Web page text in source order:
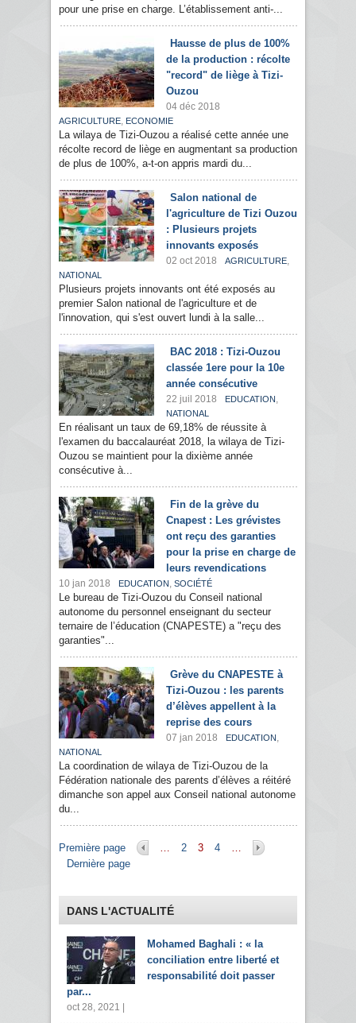
pour une prise en charge. L’établissement anti-...
Hausse de plus de 100%
de la production : récolte
"record" de liège à Tizi-
Ouzou
04 déc 2018
AGRICULTURE, ECONOMIE
La wilaya de Tizi-Ouzou a réalisé cette année une
récolte record de liège en augmentant sa production
de plus de 100%, a-t-on appris mardi du...
Salon national de
l'agriculture de Tizi Ouzou
: Plusieurs projets
innovants exposés
02 oct 2018 AGRICULTURE,
NATIONAL
Plusieurs projets innovants ont été exposés au
premier Salon national de l'agriculture et de
l'innovation, qui s'est ouvert lundi à la salle...
BAC 2018 : Tizi-Ouzou
classée 1ere pour la 10e
année consécutive
22 juil 2018 EDUCATION ,
NATIONAL
En réalisant un taux de 69,18% de réussite à
l'examen du baccalauréat 2018, la wilaya de Tizi-
Ouzou se maintient pour la dixième année
consécutive à...
Fin de la grève du
Cnapest : Les grévistes
ont reçu des garanties
pour la prise en charge de
leurs revendications
10 jan 2018 EDUCATION , SOCIÉTÉ
Le bureau de Tizi-Ouzou du Conseil national
autonome du personnel enseignant du secteur
ternaire de l’éducation (CNAPESTE) a "reçu des
garanties"...
Grève du CNAPESTE à
Tizi-Ouzou : les parents
d’élèves appellent à la
reprise des cours
07 jan 2018 EDUCATION ,
NATIONAL
La coordination de wilaya de Tizi-Ouzou de la
Fédération nationale des parents d’élèves a réitéré
dimanche son appel aux Conseil national autonome
du...
Pages
Première page … 2 3 4
…
Dernière page
DANS L'ACTUALITÉ
Mohamed Baghali : « la
conciliation entre liberté et
responsabilité doit passer
par...
oct 28, 2021 |